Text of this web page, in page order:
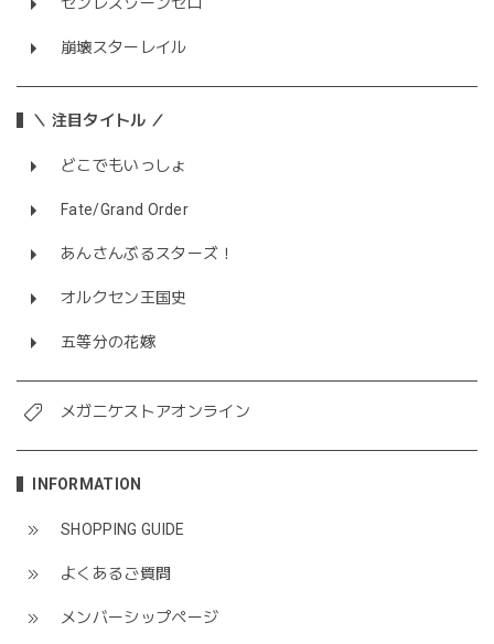
ゼンレスゾーンゼロ
崩壊スターレイル
＼ 注目タイトル ／
どこでもいっしょ
Fate/Grand Order
あんさんぶるスターズ！
オルクセン王国史
五等分の花嫁
メガニケストアオンライン
INFORMATION
SHOPPING GUIDE
よくあるご質問
メンバーシップページ